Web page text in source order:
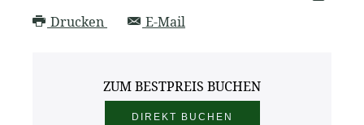
Drucken E-Mail
ZUM BESTPREIS BUCHEN